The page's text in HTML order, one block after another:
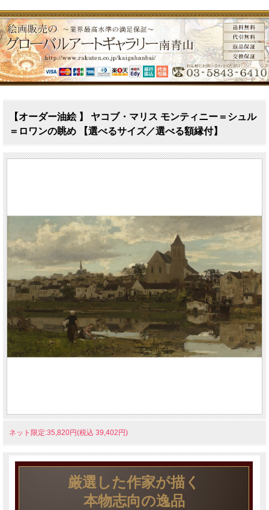
【オーダー油絵 】 ヤコブ・マリス モンティニー＝シュル
＝ロワンの眺め 【選べるサイズ／選べる額縁付】
ネット限定:35,820円(税込 39,402円)
厳選した作家が描く
本物志向の逸品